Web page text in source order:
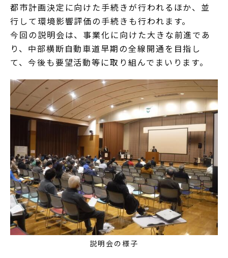
都市計画決定に向けた手続きが行われるほか、並
行して環境影響評価の手続きも行われます。
今回の説明会は、事業化に向けた大きな前進であ
り、中部横断自動車道早期の全線開通を目指し
て、今後も要望活動等に取り組んでまいります。
説明会の様子